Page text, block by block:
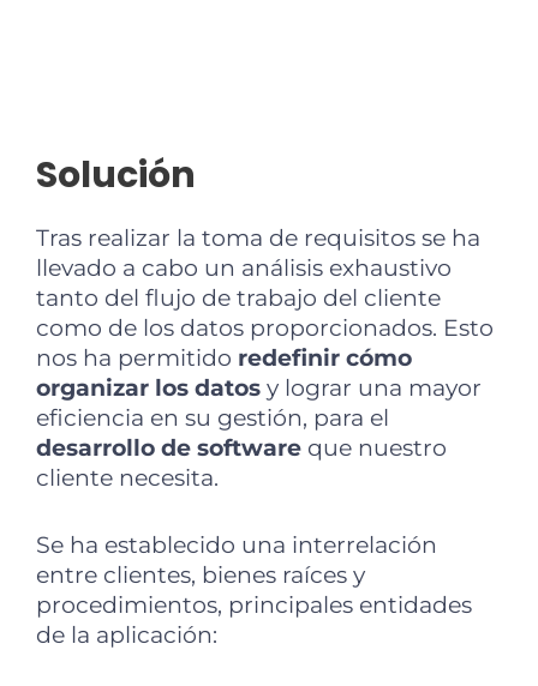
Solución
Tras realizar la toma de requisitos se ha
llevado a cabo un análisis exhaustivo
tanto del flujo de trabajo del cliente
como de los datos proporcionados. Esto
nos ha permitido redefinir cómo
organizar los datos y lograr una mayor
eficiencia en su gestión, para el
desarrollo de software que nuestro
cliente necesita.
Se ha establecido una interrelación
entre clientes, bienes raíces y
procedimientos, principales entidades
de la aplicación: